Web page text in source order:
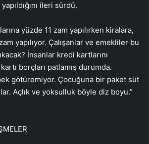
ileri sürdü.
yüzde 11 zam yapılırken kiralara,
yapılıyor. Çalışanlar ve emekliler bu
İnsanlar kredi kartlarını
borçları patlamış durumda.
götüremiyor. Çocuğuna bir paket süt
Açlık ve yoksulluk böyle diz boyu.”